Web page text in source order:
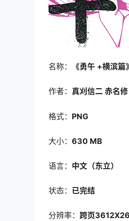
名称： 《勇午 +横滨篇》
作者： 真刈信二 赤名修
格式： PNG
大小： 630 MB
语言： 中文（东立）
状态： 已完结
分辨率： 跨页